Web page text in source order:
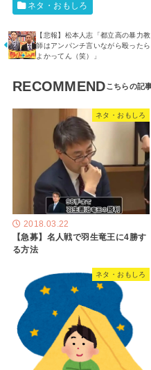
ネタ・おもしろ
【悲報】松本人志「都立高の暴力教
師はアンパンチ言いながら殴ったら
よかってん（笑）」
RECOMMEND
ネタ・おもしろ
2018.03.22
【急募】名人戦で羽生竜王に4勝す
る方法
ネタ・おもしろ